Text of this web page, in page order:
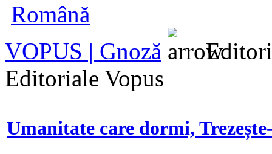
VOPUS | Gnoză
Editoriale Vopus
Umanitate care dormi,